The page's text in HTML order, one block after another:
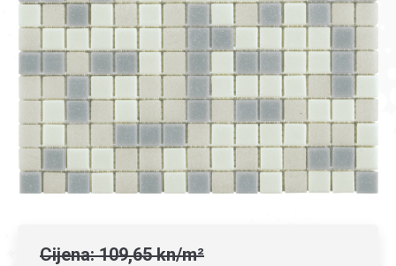
Cijena: 109,65 kn/m²